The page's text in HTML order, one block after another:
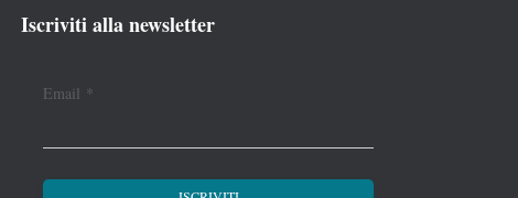
Iscriviti alla newsletter
Email *